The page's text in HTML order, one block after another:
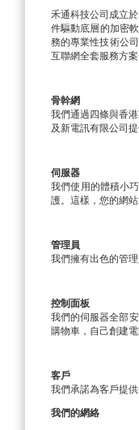
禾通科技公司成立
件驅動底層的加密
務的專業性技術公
互聯網全套服務方
骨幹網
我們通過四條與香
及新電訊有限公司
伺服器
我們使用的體積小
護。這樣，您的網
管理員
我們擁有出色的管
控制面板
我們的伺服器全部
購物車，自己創建
客戶
我們承諾為客戶提
我們的網絡